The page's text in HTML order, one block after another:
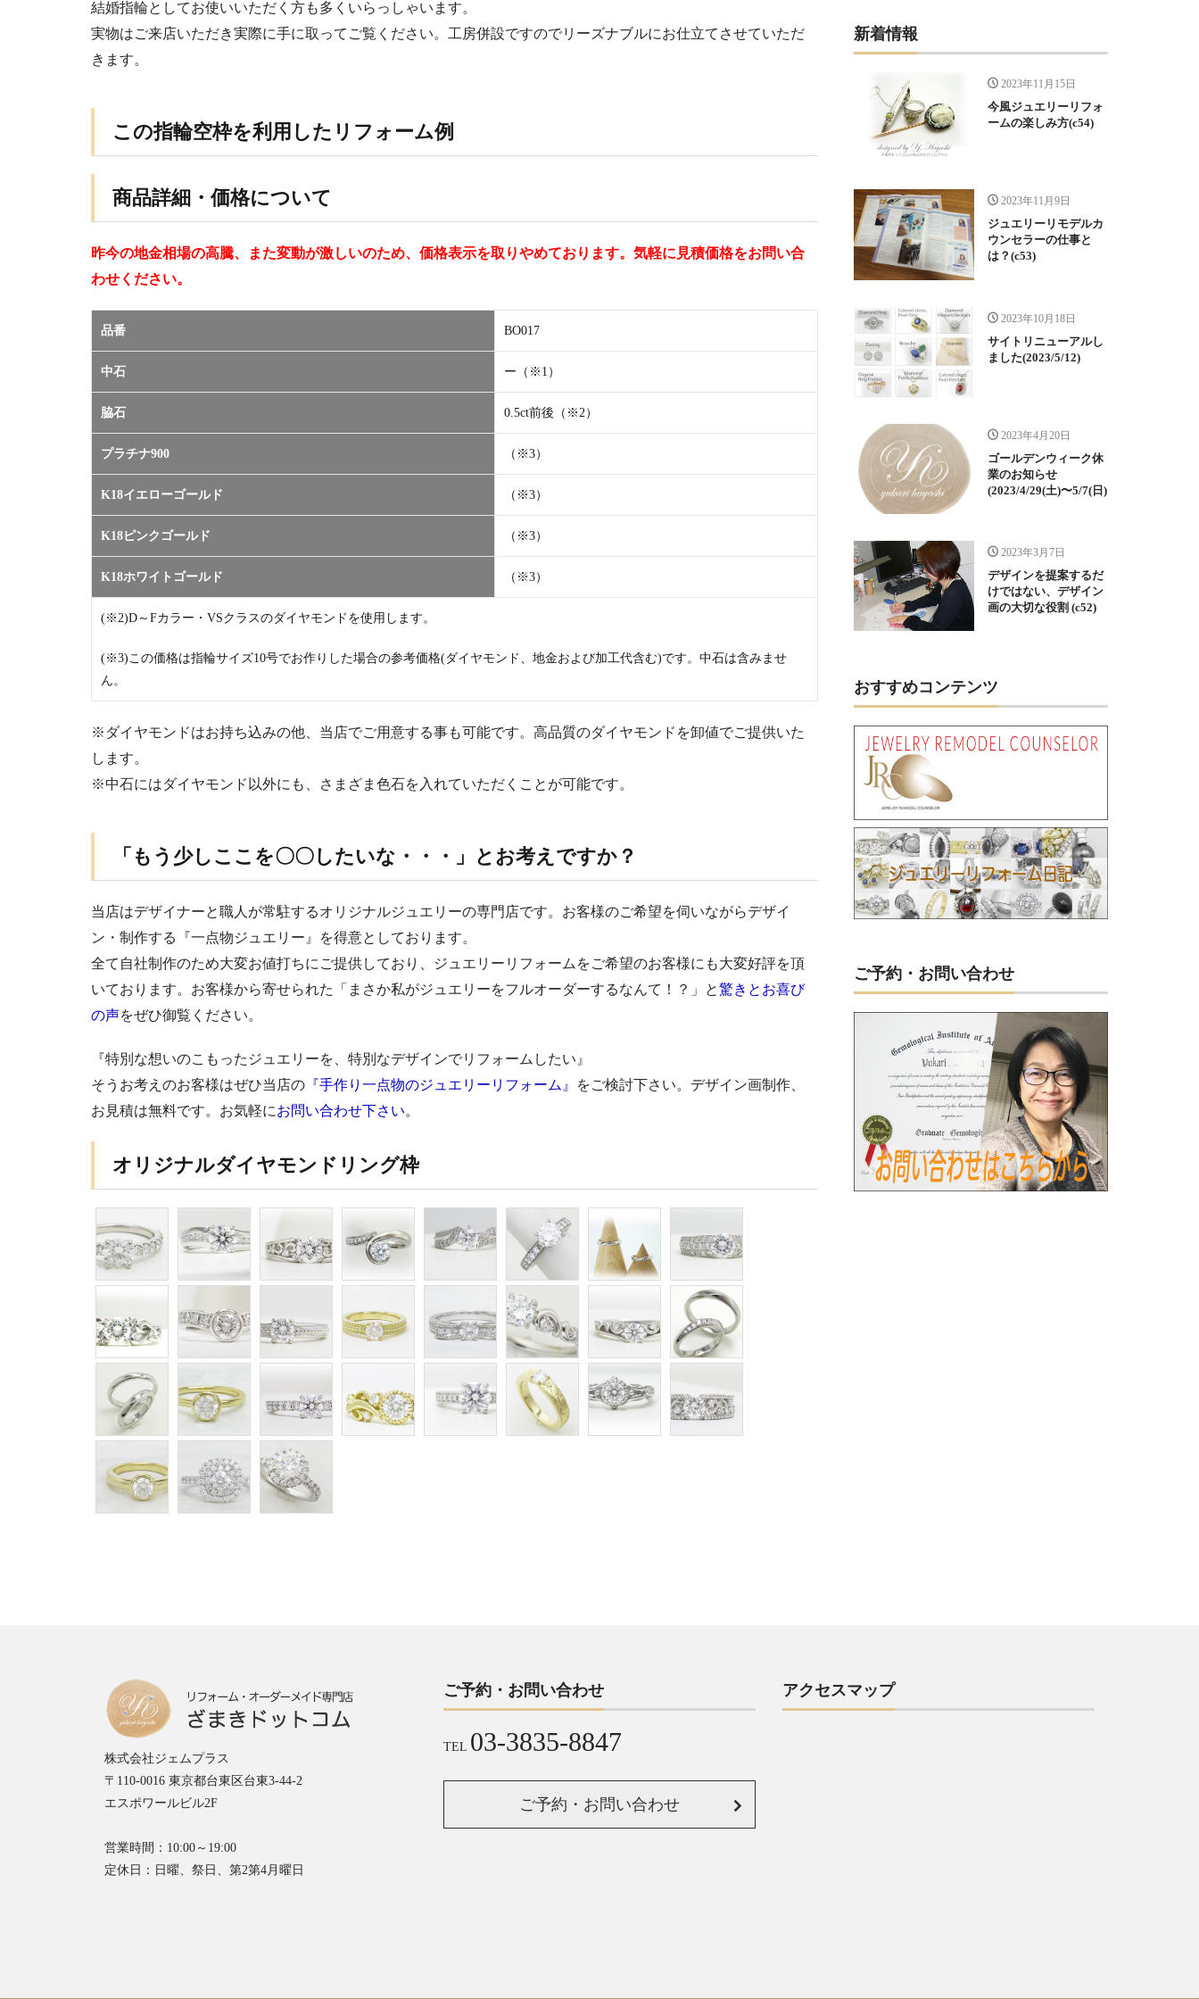
結婚指輪としてお使いいただく方も多くいらっしゃいます。
実物はご来店いただき実際に手に取ってご覧ください。工房併設ですのでリーズナブルにお仕立てさせていただ
きます。
この指輪空枠を利用したリフォーム例
商品詳細・価格について
昨今の地金相場の高騰、また変動が激しいのため、価格表示を取りやめております。気軽に見積価格をお問い合
わせください。
品番 BO017
中石 ー（※1）
脇石 0.5ct前後（※2）
プラチナ900 （※3）
K18イエローゴールド （※3）
K18ピンクゴールド （※3）
K18ホワイトゴールド （※3）
(※2)D～Fカラー・VSクラスのダイヤモンドを使用します。
(※3)この価格は指輪サイズ10号でお作りした場合の参考価格(ダイヤモンド、地金および加工代含む)です。中石は含みませ
ん。
※ダイヤモンドはお持ち込みの他、当店でご用意する事も可能です。高品質のダイヤモンドを卸値でご提供いた
します。
※中石にはダイヤモンド以外にも、さまざま色石を入れていただくことが可能です。
「もう少しここを〇〇したいな・・・」とお考えですか？
当店はデザイナーと職人が常駐するオリジナルジュエリーの専門店です。お客様のご希望を伺いながらデザイ
ン・制作する『一点物ジュエリー』を得意としております。
全て自社制作のため大変お値打ちにご提供しており、ジュエリーリフォームをご希望のお客様にも大変好評を頂
いております。お客様から寄せられた「まさか私がジュエリーをフルオーダーするなんて！？」と驚きとお喜び
の声をぜひ御覧ください。
『特別な想いのこもったジュエリーを、特別なデザインでリフォームしたい』
そうお考えのお客様はぜひ当店の 『手作り一点物のジュエリーリフォーム』
をご検討下さい。デザイン画制作、
お見積は無料です。お気軽にお問い合わせ下さい。
オリジナルダイヤモンドリング枠
新着情報
2023年11月15日
今風ジュエリーリフォ
ームの楽しみ方(c54)
2023年11月9日
ジュエリーリモデルカ
ウンセラーの仕事と
は？(c53)
2023年10月18日
サイトリニューアルし
ました(2023/5/12)
2023年4月20日
ゴールデンウィーク休
業のお知らせ
(2023/4/29(土)〜5/7(日)
2023年3月7日
デザインを提案するだ
けではない、デザイン
画の大切な役割 (c52)
おすすめコンテンツ
ご予約・お問い合わせ
株式会社ジェムプラス
〒110-0016 東京都台東区台東3-44-2
エスポワールビル2F
営業時間：10:00～19:00
定休日：日曜、祭日、第2第4月曜日
ご予約・お問い合わせ
TEL 03-3835-8847
ご予約・お問い合わせ
アクセスマップ